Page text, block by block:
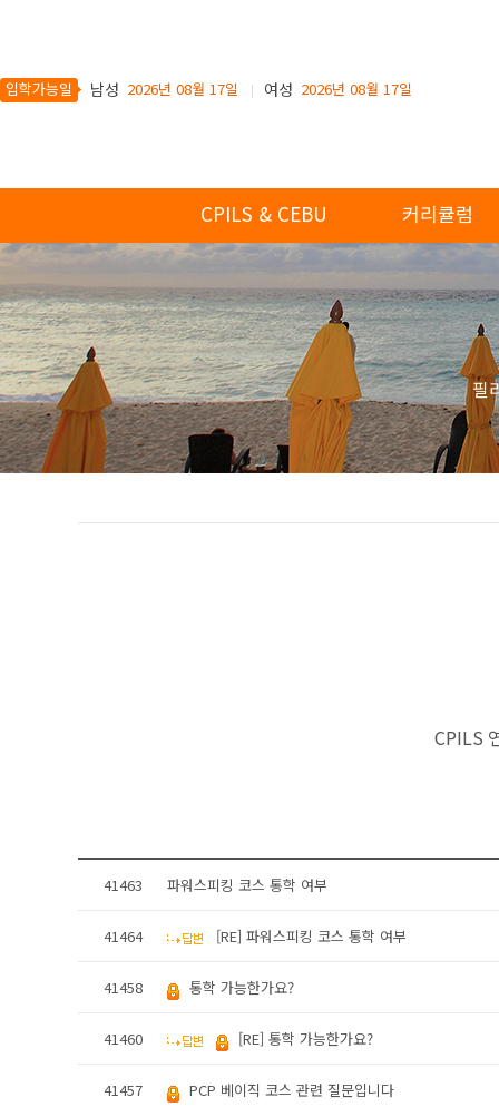
입학가능일 남성 2026년 08월 17일 여성 2026년 08월 17일
CPILS & CEBU 커리큘럼
필
CPILS
41463 파워스피킹 코스 통학 여부
41464 [RE] 파워스피킹 코스 통학 여부
41458 통학 가능한가요?
41460 [RE] 통학 가능한가요?
41457 PCP 베이직 코스 관련 질문입니다